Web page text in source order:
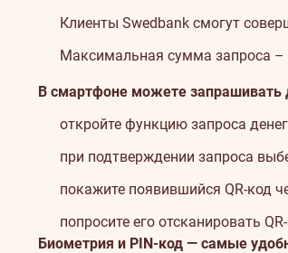
Клиенты Swedbank смогут
Максимальная сумма запроса –
В смартфоне можете запрашивать
откройте функцию запроса
при подтверждении запроса
покажите появившийся QR-код
попросите его отсканировать
Биометрия и PIN-код — самые